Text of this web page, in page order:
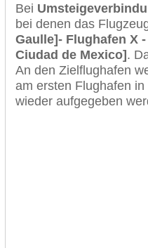
Bei
bei denen das
Gaulle]- Flughafen X
Ciudad de Mexico].
An den Zielflughafen
am ersten Flughafen
wieder aufgegeben